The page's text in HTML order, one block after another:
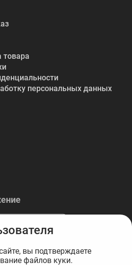
товара
персональных данных
вы подтверждаете
файлов куки.